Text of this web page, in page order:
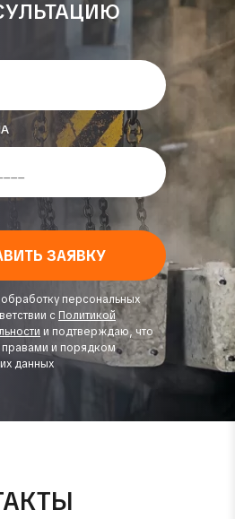
ЗАЯВКУ
персональных
с Политикой
и подтверждаю, что
и порядком
данных